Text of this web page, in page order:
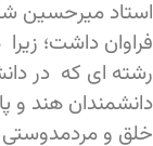
استاد میرحسین
فراوان داشت؛
رشته ای که در
دانشمندان هند و
خلق و